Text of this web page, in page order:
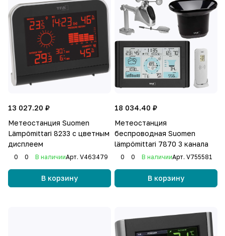
13 027.20 ₽
Метеостанция Suomen
Lämpömittari 8233 с цветным
дисплеем
0 0 В наличииАрт. V463479
В корзину
18 034.40 ₽
Метеостанция
беспроводная Suomen
lämpömittari 7870 3 канала
0 0 В наличииАрт. V755581
В корзину